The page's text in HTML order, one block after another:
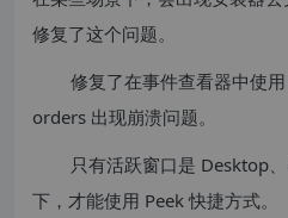
修复了这个问题。
修复了在事件查看器中使
orders 出现崩溃问题。
只有活跃窗口是 Desktop
下，才能使用 Peek 快捷方式。